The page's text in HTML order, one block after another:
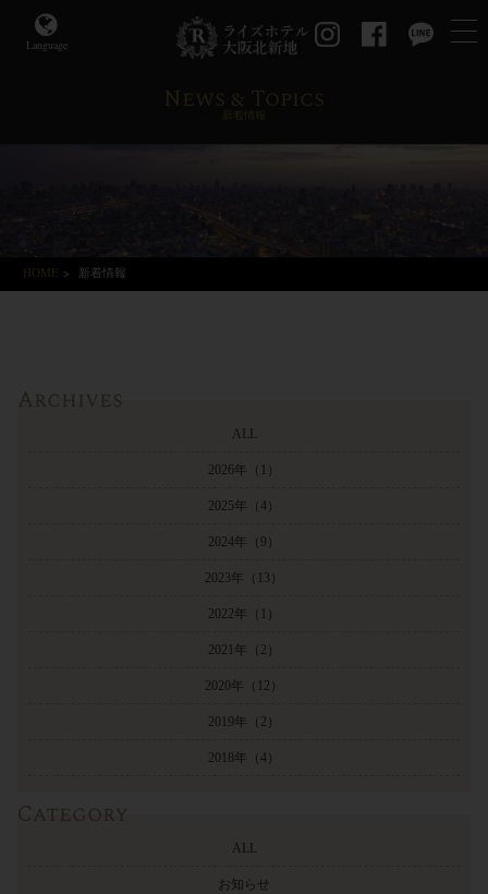
Language
News & Topics
HOME > 新着情報
Archives
ALL
2026年 （1）
2025年 （4）
2024年 （9）
2023年 （13）
2022年 （1）
2021年 （2）
2020年 （12）
2019年 （2）
2018年 （4）
Category
ALL
お知らせ